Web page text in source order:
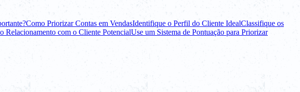
Como Priorizar Contas em VendasIdentifique o Perfil do Cliente IdealClassifique os
Relacionamento com o Cliente PotencialUse um Sistema de Pontuação para Priorizar